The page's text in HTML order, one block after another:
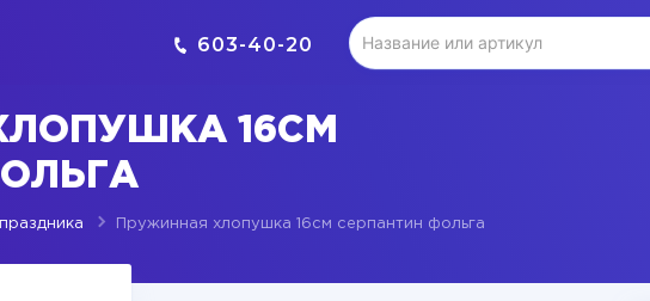
603-40-20
16СМ
Пружинная хлопушка 16см серпантин фольга